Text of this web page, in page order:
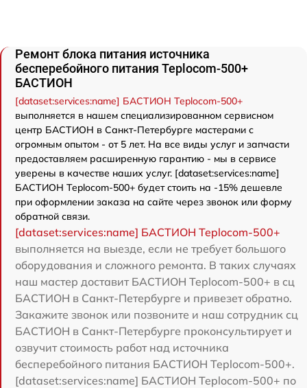
Ремонт блока питания источника
бесперебойного питания Teplocom-500+
БАСТИОН
[dataset:services:name] БАСТИОН Teplocom-500+
выполняется в нашем специализированном сервисном
центр БАСТИОН в Санкт-Петербурге мастерами с
огромным опытом - от 5 лет. На все виды услуг и запчасти
предоставляем расширенную гарантию - мы в сервисе
уверены в качестве наших услуг. [dataset:services:name]
БАСТИОН Teplocom-500+ будет стоить на -15% дешевле
при оформлении заказа на сайте через звонок или форму
обратной связи.
[dataset:services:name] БАСТИОН Teplocom-500+
выполняется на выезде, если не требует большого
оборудования и сложного ремонта. В таких случаях
наш мастер доставит БАСТИОН Teplocom-500+ в сц
БАСТИОН в Санкт-Петербурге и привезет обратно.
Закажите звонок или позвоните и наш сотрудник сц
БАСТИОН в Санкт-Петербурге проконсультирует и
озвучит стоимость работ над источника
бесперебойного питания БАСТИОН Teplocom-500+.
[dataset:services:name] БАСТИОН Teplocom-500+ по